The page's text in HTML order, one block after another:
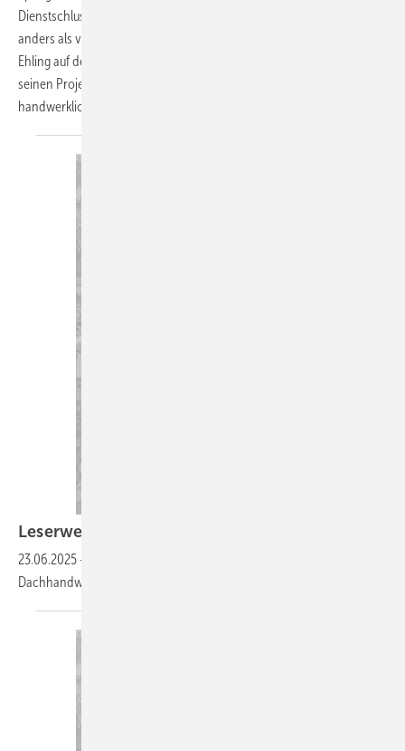
Dienstschluss noch mit Blech, Holz und Fantasie arbeiten. Doch
anders als viele, die ihre Kunstwerke nur im kleinen Kreis zeigen, lässt
Ehling auf dem Instagram-Account blech_welt die Öffentlichkeit an
seinen Projekten teilhaben – und begeistert mit Detailverliebtheit,
handwerklicher Finesse und jeder Menge
Leserwelten
23.06.2025 -
Dachhandwerker kennen und kannst ­deine Baumetall-Welt